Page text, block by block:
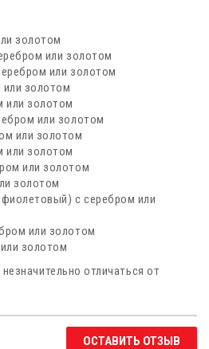
золотом
или золотом
или золотом
золотом
или золотом
или золотом
или золотом
или золотом
или золотом
золотом
с серебром или
или золотом
золотом
отличаться от
ОСТАВИТЬ ОТЗЫВ